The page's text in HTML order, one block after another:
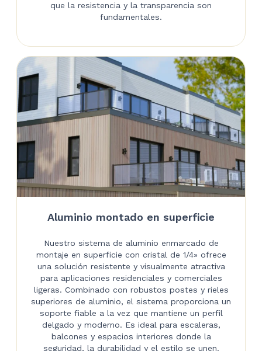
que la resistencia y la transparencia son
fundamentales.
Aluminio montado en superficie
Nuestro sistema de aluminio enmarcado de
montaje en superficie con cristal de 1/4» ofrece
una solución resistente y visualmente atractiva
para aplicaciones residenciales y comerciales
ligeras. Combinado con robustos postes y rieles
superiores de aluminio, el sistema proporciona un
soporte fiable a la vez que mantiene un perfil
delgado y moderno. Es ideal para escaleras,
balcones y espacios interiores donde la
seguridad, la durabilidad y el estilo se unen.